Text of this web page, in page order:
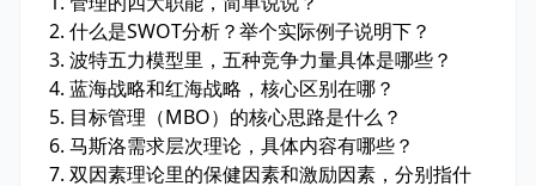
2. 什么是SWOT分析？举个实际例子说明下？
3. 波特五力模型里，五种竞争力量具体是哪些？
4. 蓝海战略和红海战略，核心区别在哪？
5. 目标管理（MBO）的核心思路是什么？
6. 马斯洛需求层次理论，具体内容有哪些？
7. 双因素理论里的保健因素和激励因素，分别指什